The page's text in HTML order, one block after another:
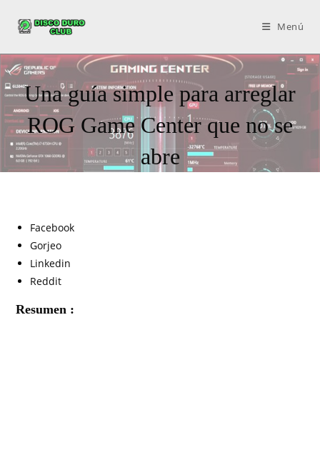
Menú
Una guía simple para arreglar
ROG Game Center que no se
abre
Facebook
Gorjeo
Linkedin
Reddit
Resumen :